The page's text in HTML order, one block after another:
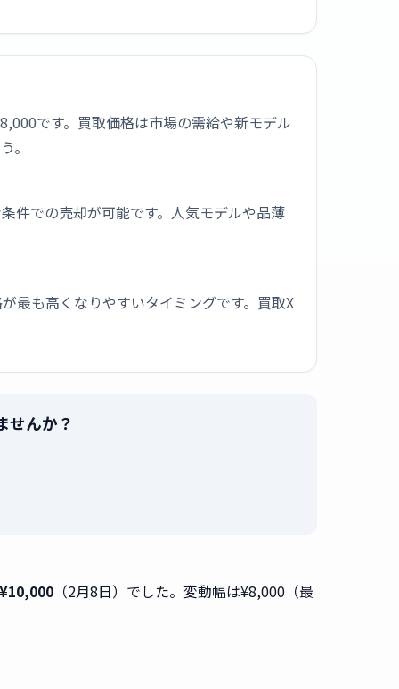
です。買取価格は市場の需給や新モデル
。
件での売却が可能です。人気モデルや品薄
最も高くなりやすいタイミングです。買取X
せんか？
（2月8日）でした。変動幅は¥8,000（最